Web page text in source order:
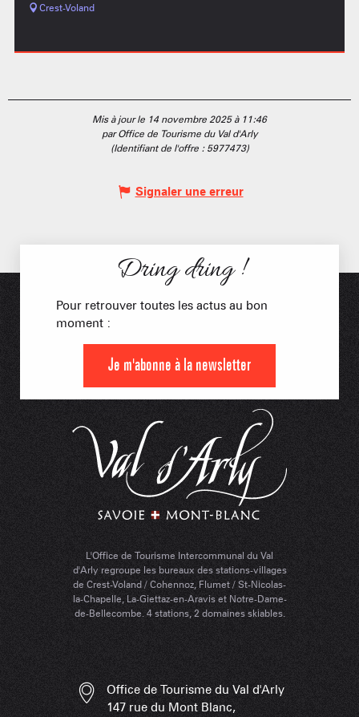
Crest-Voland
Mis à jour le 14 novembre 2025 à 11:46
par Office de Tourisme du Val d'Arly
(Identifiant de l'offre : 5977473)
Signaler une erreur
L'Office de Tourisme Intercommunal du Val
d'Arly regroupe les bureaux des stations-villages
de Crest-Voland / Cohennoz, Flumet / St-Nicolas-
la-Chapelle, La-Giettaz-en-Aravis et Notre-Dame-
de-Bellecombe. 4 stations, 2 domaines skiables.
Dring dring !
Pour retrouver toutes les actus au bon
moment :
Je m'abonne à la newsletter
Office de Tourisme du Val d'Arly
147 rue du Mont Blanc,